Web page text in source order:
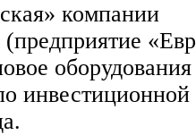
компании
оборудования
инвестиционной